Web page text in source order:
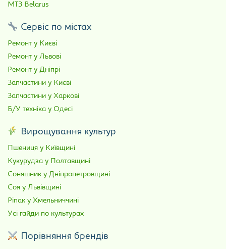
МТЗ Belarus
Сервіс по містах
Ремонт у Києві
Ремонт у Львові
Ремонт у Дніпрі
Запчастини у Києві
Запчастини у Харкові
Б/У техніка у Одесі
Вирощування культур
Пшениця у Київщині
Кукурудза у Полтавщині
Соняшник у Дніпропетровщині
Соя у Львівщині
Ріпак у Хмельниччині
Усі гайди по культурах
Порівняння брендів